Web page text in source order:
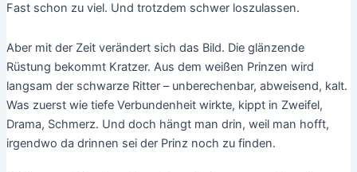
Fast schon zu viel. Und trotzdem schwer loszulassen.
Aber mit der Zeit verändert sich das Bild. Die glänzende
Rüstung bekommt Kratzer. Aus dem weißen Prinzen wird
langsam der schwarze Ritter – unberechenbar, abweisend, kalt.
Was zuerst wie tiefe Verbundenheit wirkte, kippt in Zweifel,
Drama, Schmerz. Und doch hängt man drin, weil man hofft,
irgendwo da drinnen sei der Prinz noch zu finden.